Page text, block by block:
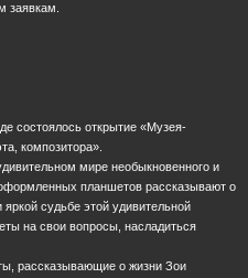
заявкам.
состоялось открытие «Музея-
композитора».
мире необыкновенного и
планшетов рассказывают о
судьбе этой удивительной
на свои вопросы, насладиться
рассказывающие о жизни Зои